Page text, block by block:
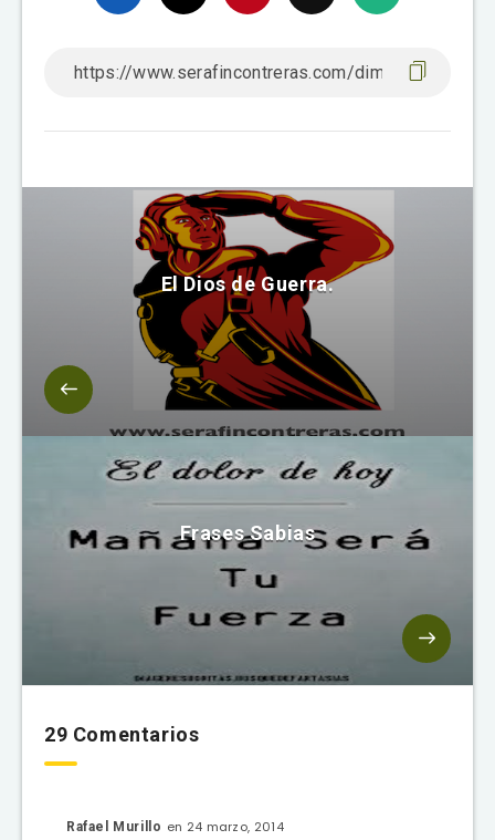
El Dios de Guerra.
Frases Sabias
29 Comentarios
Rafael Murillo en 24 marzo, 2014